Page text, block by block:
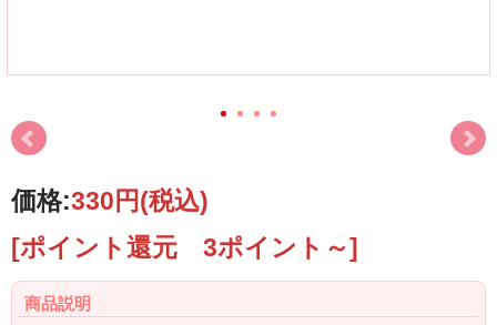
価格:330円(税込)
[ポイント還元 3ポイント～]
商品説明